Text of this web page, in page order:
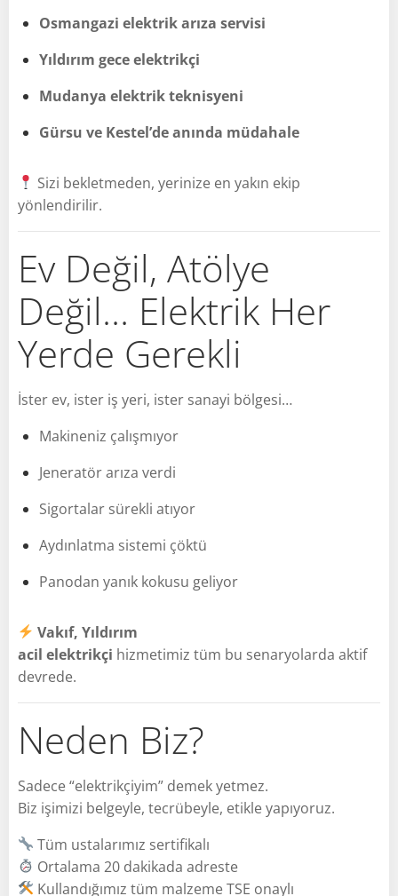
Osmangazi elektrik arıza servisi
Yıldırım gece elektrikçi
Mudanya elektrik teknisyeni
Gürsu ve Kestel’de anında müdahale
Sizi bekletmeden, yerinize en yakın ekip
yönlendirilir.
Ev Değil, Atölye
Değil… Elektrik Her
Yerde Gerekli
İster ev, ister iş yeri, ister sanayi bölgesi…
Makineniz çalışmıyor
Jeneratör arıza verdi
Sigortalar sürekli atıyor
Aydınlatma sistemi çöktü
Panodan yanık kokusu geliyor
Vakıf, Yıldırım
acil elektrikçi hizmetimiz tüm bu senaryolarda aktif
devrede.
Neden Biz?
Sadece “elektrikçiyim” demek yetmez.
Biz işimizi belgeyle, tecrübeyle, etikle yapıyoruz.
Tüm ustalarımız sertifikalı
Ortalama 20 dakikada adreste
Kullandığımız tüm malzeme TSE onaylı